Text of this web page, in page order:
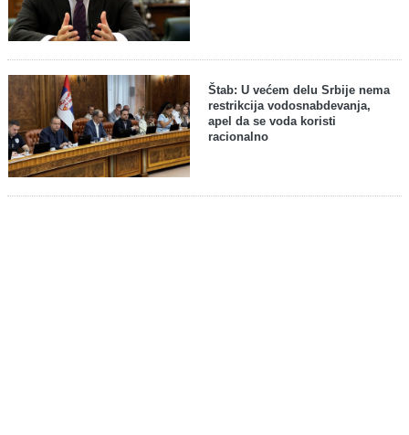
Štab: U većem delu Srbije nema
restrikcija vodosnabdevanja,
apel da se voda koristi
racionalno